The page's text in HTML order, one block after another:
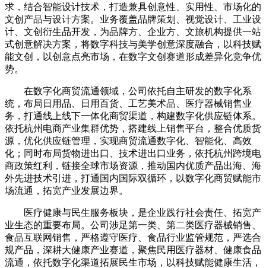
求，结合智能设计技术，打造兼具创意性、实用性、市场化的
文创产品与设计方案。业务覆盖品牌策划、视觉设计、工业设
计、文创衍生品开发，为品牌方、企业方、文旅机构提供一站
式创意解决方案，将数字科技与美学创意深度融合，以科技赋
能文创，以创意点亮市场，在数字文创赛道形成差异化竞争优
势。
在数字化商贸流通领域，公司依托自主研发的数字化系
统，布局日用品、日用百货、工艺美术品、医疗器械销售业
务，打通线上线下一体化商贸渠道，构建数字化供应链体系。
依托杭州电商产业集群优势，搭建线上销售平台，整合优质货
源，优化供应链管理，实现商贸流通数字化、智能化、高效
化；同时布局货物进出口、技术进出口业务，依托杭州跨境电
商政策红利，链接全球市场资源，推动国内优质产品出海、海
外先进技术引进，打通国内国际双循环，以数字化商贸赋能市
场流通，拓宽产业发展边界。
医疗健康与民生服务板块，是企业践行社会责任、拓宽产
业生态的重要布局。公司涉足第一类、第二类医疗器械销售、
食品互联网销售，严格遵守医疗、食品行业监管规范，严选合
规产品，深耕大健康产业赛道，聚焦民用医疗器材、健康食品
流通，依托数字化渠道拓展民生市场，以科技赋能健康生活，